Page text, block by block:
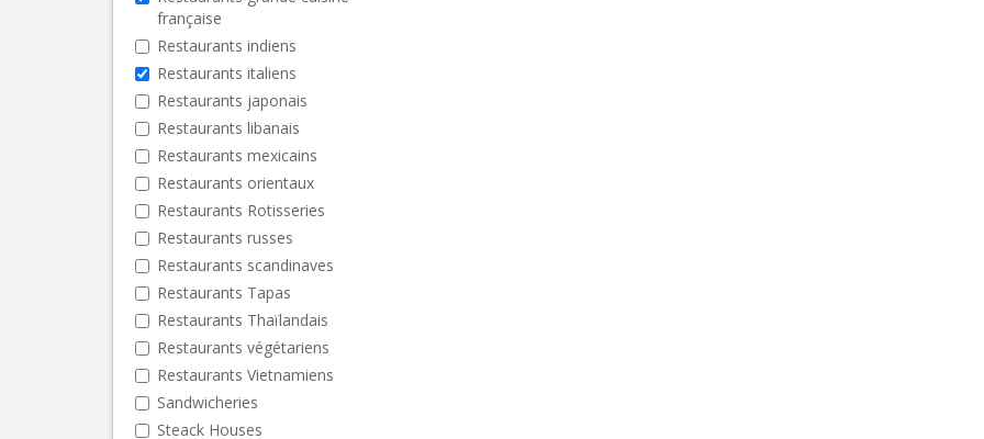
française
Restaurants indiens
Restaurants italiens
Restaurants japonais
Restaurants libanais
Restaurants mexicains
Restaurants orientaux
Restaurants Rotisseries
Restaurants russes
Restaurants scandinaves
Restaurants Tapas
Restaurants Thaïlandais
Restaurants végétariens
Restaurants Vietnamiens
Sandwicheries
Steack Houses